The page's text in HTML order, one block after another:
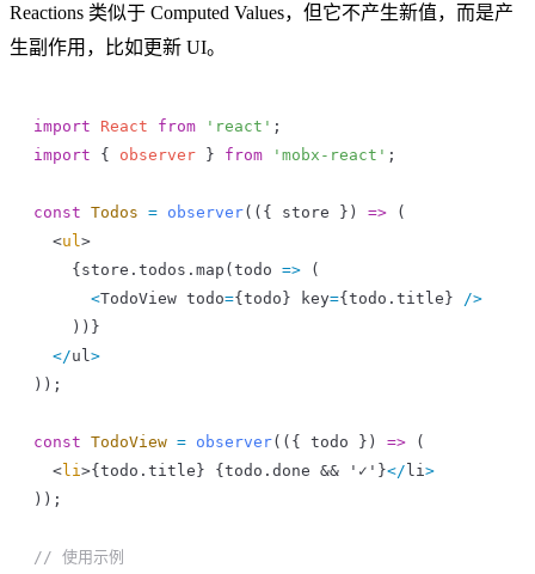
Reactions 类似于 Computed Values，但它不产生新值，而是产
生副作用，比如更新 UI。
import React from 'react' ;
import { observer } from 'mobx-react' ;
const Todos = observer(({ store }) => (
  <
ul >
    {
store . todos . map ( todo => (
      <
TodoView todo={ todo } key={todo. title }
/>
    ))}
  </
ul >
));
const TodoView = observer(({ todo }) => (
  <
li >{todo. title } { todo . done && '✓'}</ li >
));
// 使用示例